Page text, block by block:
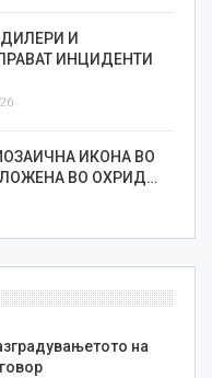
И
ИНЦИДЕНТИ
ИКОНА ВО
ВО ОХРИД…
на